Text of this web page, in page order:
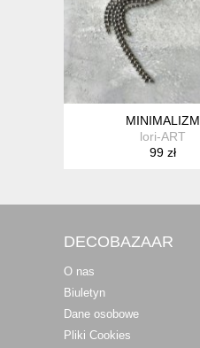
MINIMALIZM
lori-ART
99 zł
DECOBAZAAR
O nas
Biuletyn
Dane osobowe
Pliki Cookies